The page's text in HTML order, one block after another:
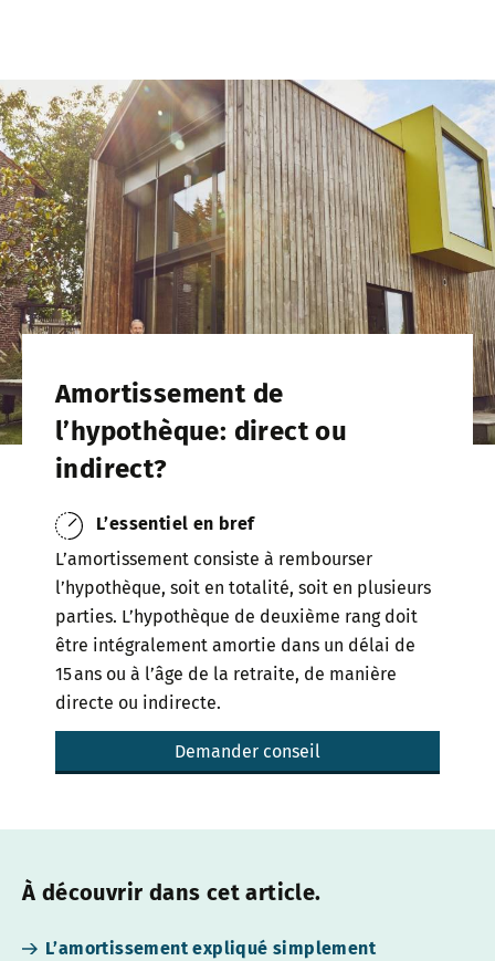
Amortissement de
l’hypothèque: direct ou
indirect?
L’essentiel en bref
L’amortissement consiste à rembourser
l’hypothèque, soit en totalité, soit en plusieurs
parties. L’hypothèque de deuxième rang doit
être intégralement amortie dans un délai de
15 ans ou à l’âge de la retraite, de manière
directe ou indirecte.
Demander conseil
À découvrir dans cet article.
L’amortissement expliqué simplement